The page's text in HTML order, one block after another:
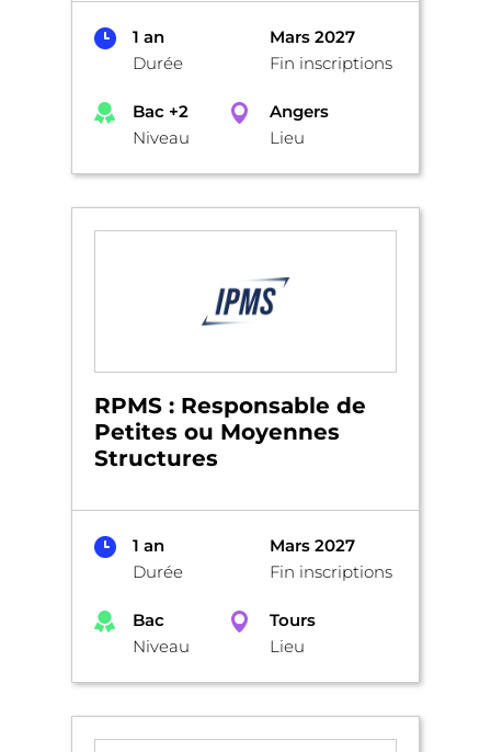
1 an
Durée
Mars 2027
Fin inscriptions
Bac +2
Niveau
Angers
Lieu
RPMS : Responsable de
Petites ou Moyennes
Structures
1 an
Durée
Mars 2027
Fin inscriptions
Bac
Niveau
Tours
Lieu